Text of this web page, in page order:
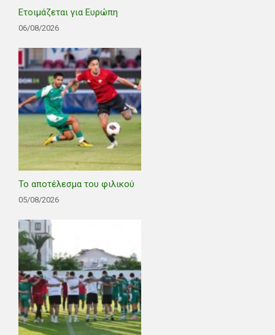
Ετοιμάζεται για Ευρώπη
06/08/2026
Το αποτέλεσμα του φιλικού
05/08/2026